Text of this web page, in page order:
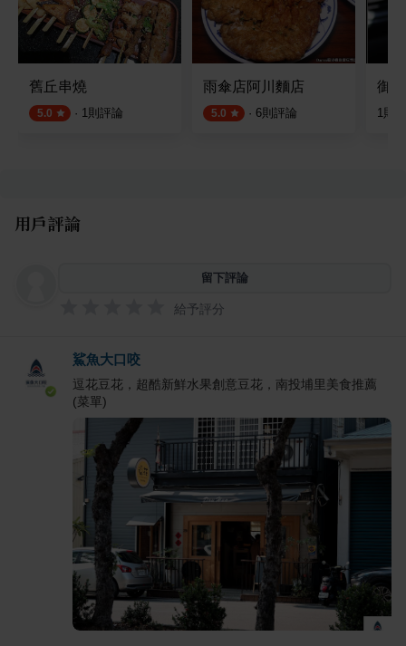
舊丘串燒
5.0 · 1則評論
雨傘店阿川麵店
5.0 · 6則評論
御
1則
用戶評論
留下評論
給予評分
鯊魚大口咬
逗花豆花，超酷新鮮水果創意豆花，南投埔里美食推薦
(菜單)